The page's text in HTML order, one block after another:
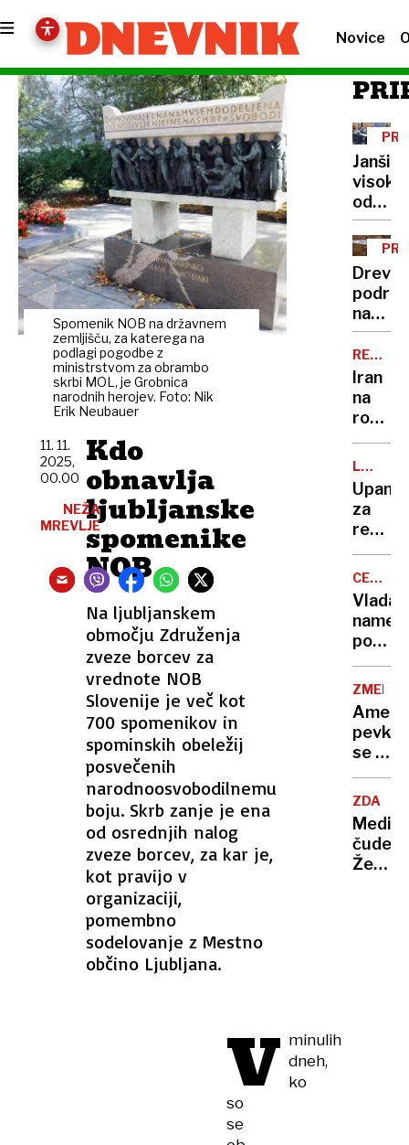
Novice
Spomenik NOB na državnem
zemljišču, za katerega na
podlagi pogodbe z
ministrstvom za obrambo
skrbi MOL, je Grobnica
narodnih herojev. Foto: Nik
Erik Neubauer
Kdo
obnavlja
ljubljanske
spomenike
NOB
Na ljubljanskem
območju Združenja
zveze borcev za
vrednote NOB
Slovenije je več kot
700 spomenikov in
spominskih obeležij
posvečenih
narodnoosvobodilnemu
boju. Skrb zanje je ena
od osrednjih nalog
zveze borcev, za kar je,
kot pravijo v
organizaciji,
pomembno
sodelovanje z Mestno
občino Ljubljana.
11. 11.
2025,
00.00
NEŽA
MREVLJE
V minulih
dneh,
ko
so
se
Janši
visoka
sodbo
skriva
Drevo
podrl
na
SUŠA
Iran
na
robu
skoraj
prazni,
voda
LADJA
LAHO
Upanje
za
rešitev
ladje
padlo
v
vodo,
Laho
gre
v
razrez
CENE
GORIVA
Vlada
cen
naftnih
ZMEDA
pevka
se je
nevede
z
zdaj
ZDA
čudež: